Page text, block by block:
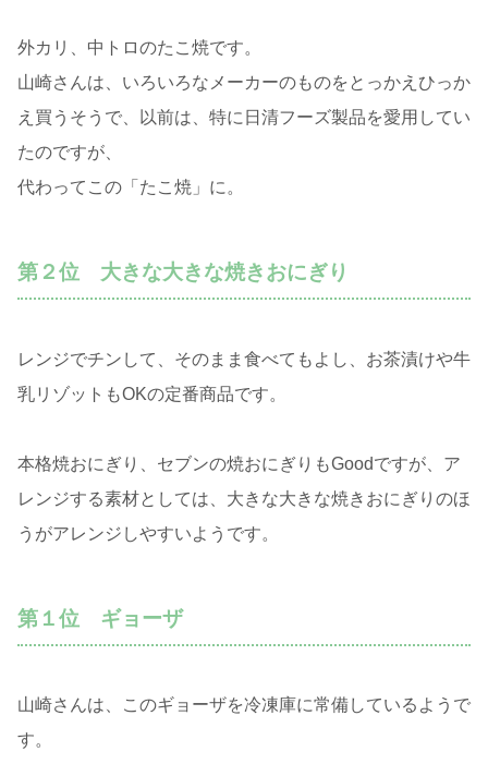
外カリ、中トロのたこ焼です。
山崎さんは、いろいろなメーカーのものをとっかえひっか
え買うそうで、以前は、特に日清フーズ製品を愛用してい
たのですが、
代わってこの「たこ焼」に。
第２位 大きな大きな焼きおにぎり
レンジでチンして、そのまま食べてもよし、お茶漬けや牛
乳リゾットもOKの定番商品です。
本格焼おにぎり、セブンの焼おにぎりもGoodですが、ア
レンジする素材としては、大きな大きな焼きおにぎりのほ
うがアレンジしやすいようです。
第１位 ギョーザ
山崎さんは、このギョーザを冷凍庫に常備しているようで
す。